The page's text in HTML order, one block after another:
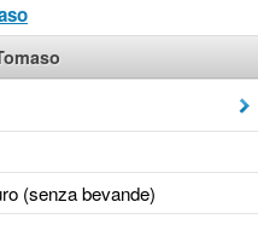
(senza bevande)